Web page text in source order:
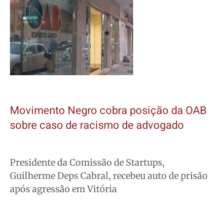
Movimento Negro cobra posição da OAB
sobre caso de racismo de advogado
Presidente da Comissão de Startups,
Guilherme Deps Cabral, recebeu auto de prisão
após agressão em Vitória